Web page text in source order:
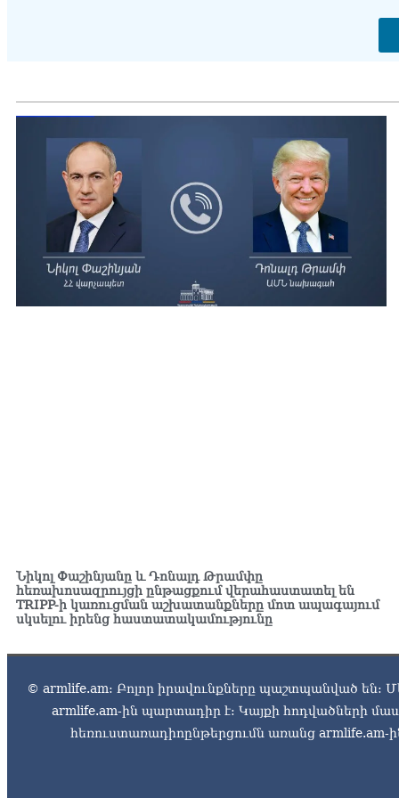
Նիկոլ Փաշինյանը և Դոնալդ Թրամփը
հեռախոսազրույցի ընթացքում վերահաստատել են
TRIPP-ի կառուցման աշխատանքները մոտ ապագայում
սկսելու իրենց հաստատակամությունը
© armlife.am: Բոլոր իրավունքները պաշտպանված են:
armlife.am-ին պարտադիր է: Կայքի հոդվածների
հեռուստառադիոընթերցումն առանց armlife.am-